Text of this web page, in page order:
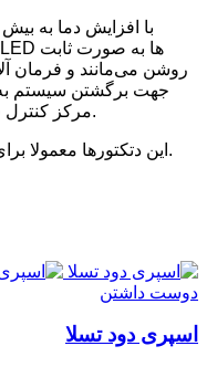
روشن می‌مانند و فرمان
جهت برگشتن سیستم
دمای محیط کلید Reset مرکز کنترل فشار داده شود.
این دتکتورها معمولا برای محیط های با دمای بالا به کار می روند.
دوست داشتن
اسپری دود تسلا